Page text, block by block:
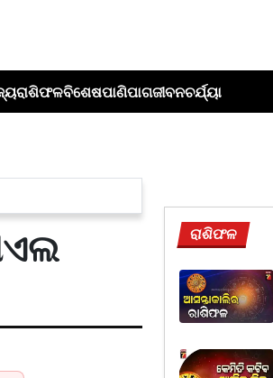
ରାଶିଫଳବିଶେଷପାଣିପାଗଜୀବନଚର୍ଯ୍ୟା
ରାଶିଫଳ